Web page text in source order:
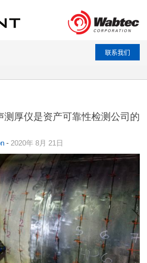
联系我们
测厚仪是资产可靠性检测公司的
- 2020年 8月 21日